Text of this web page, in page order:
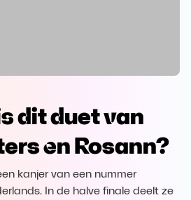
Download
Download
dit duet van
en Rosann?
kanjer van een nummer
In de halve finale deelt ze